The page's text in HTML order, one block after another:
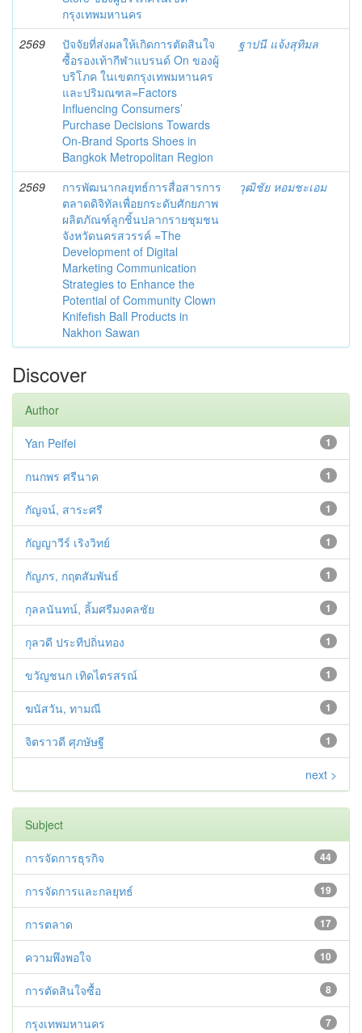
กรุงเทพมหานคร
2569
ปัจจัยที่ส่งผลให้เกิดการตัดสินใจ
ซื้อรองเท้ากีฬาแบรนด์ On ของผู้
บริโภค ในเขตกรุงเทพมหานคร
และปริมณฑล=Factors
Influencing Consumers’
Purchase Decisions Towards
On-Brand Sports Shoes in
Bangkok Metropolitan Region
ฐาปนี แจ้งสุทิมล
2569
การพัฒนากลยุทธ์การสื่อสารการ
ตลาดดิจิทัลเพื่อยกระดับศักยภาพ
ผลิตภัณฑ์ลูกชิ้นปลากรายชุมชน
จังหวัดนครสวรรค์ =The
Development of Digital
Marketing Communication
Strategies to Enhance the
Potential of Community Clown
Knifefish Ball Products in
Nakhon Sawan
วุฒิชัย หอมชะเอม
Discover
Author
1
Yan Peifei
1
กนกพร ศรีนาค
1
กัญจน์, สาระศรี
1
กัญญาวีร์ เริงวิทย์
1
กัญภร, กฤตสัมพันธ์
1
กุลลนันทน์, ลิ้มศรีมงคลชัย
1
กุลวดี ประทีปถิ่นทอง
1
ขวัญชนก เทิดไตรสรณ์
1
ฆนัสวัน, ทามณี
1
จิตราวดี ศุภษัษฐี
next >
Subject
44
การจัดการธุรกิจ
19
การจัดการและกลยุทธ์
17
การตลาด
10
ความพึงพอใจ
8
การตัดสินใจซื้อ
7
กรุงเทพมหานคร